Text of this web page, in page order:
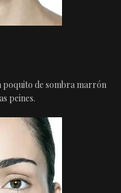
poquito de sombra marrón
peines.